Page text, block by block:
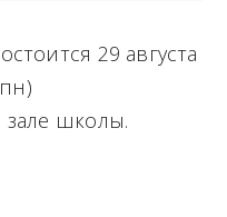
M
29 августа
зале школы.